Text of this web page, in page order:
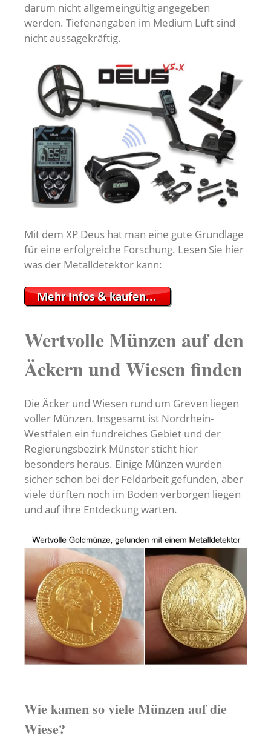
darum nicht allgemeingültig angegeben
werden. Tiefenangaben im Medium Luft sind
nicht aussagekräftig.
Mit dem XP Deus hat man eine gute Grundlage
für eine erfolgreiche Forschung. Lesen Sie hier
was der Metalldetektor kann:
Wertvolle Münzen auf den
Äckern und Wiesen finden
Die Äcker und Wiesen rund um Greven liegen
voller Münzen. Insgesamt ist Nordrhein-
Westfalen ein fundreiches Gebiet und der
Regierungsbezirk Münster sticht hier
besonders heraus. Einige Münzen wurden
sicher schon bei der Feldarbeit gefunden, aber
viele dürften noch im Boden verborgen liegen
und auf ihre Entdeckung warten.
Wie kamen so viele Münzen auf die
Wiese?